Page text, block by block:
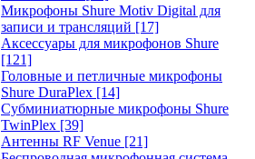
Микрофоны Shure Motiv Digital для
записи и трансляций [17]
Аксессуары для микрофонов Shure
[121]
Головные и петличные микрофоны
Shure DuraPlex [14]
Субминиатюрные микрофоны Shure
TwinPlex [39]
Антенны RF Venue [21]